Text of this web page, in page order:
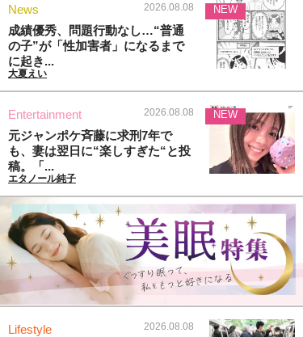
News 2026.08.08
成績優秀、問題行動なし…“普通
の子”が「性加害者」になるまで
に起き...
大夏えい
NEW
Entertainment 2026.08.08
元ジャンポケ斉藤に求刑7年で
も、妻は翌日に“楽しすぎた“と投
稿。「...
エタノール純子
NEW
Lifestyle 2026.08.08